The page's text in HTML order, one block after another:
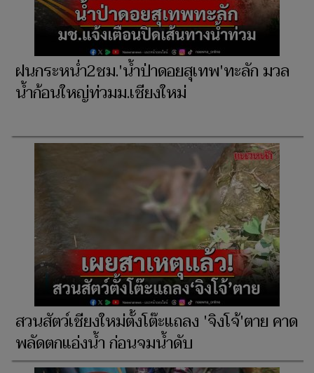
ฝนกระหน่ำ2ชม.'น้ำป่าดอยสุเทพ'ทะลัก มวล
น้ำก้อนใหญ่ท่วมม.เชียงใหม่
สวนสัตว์เชียงใหม่ตั้งโต๊ะแถลง 'จิงโจ้'ตาย คาด
พลัดตกแอ่งน้ำ ก่อนจมน้ำดับ